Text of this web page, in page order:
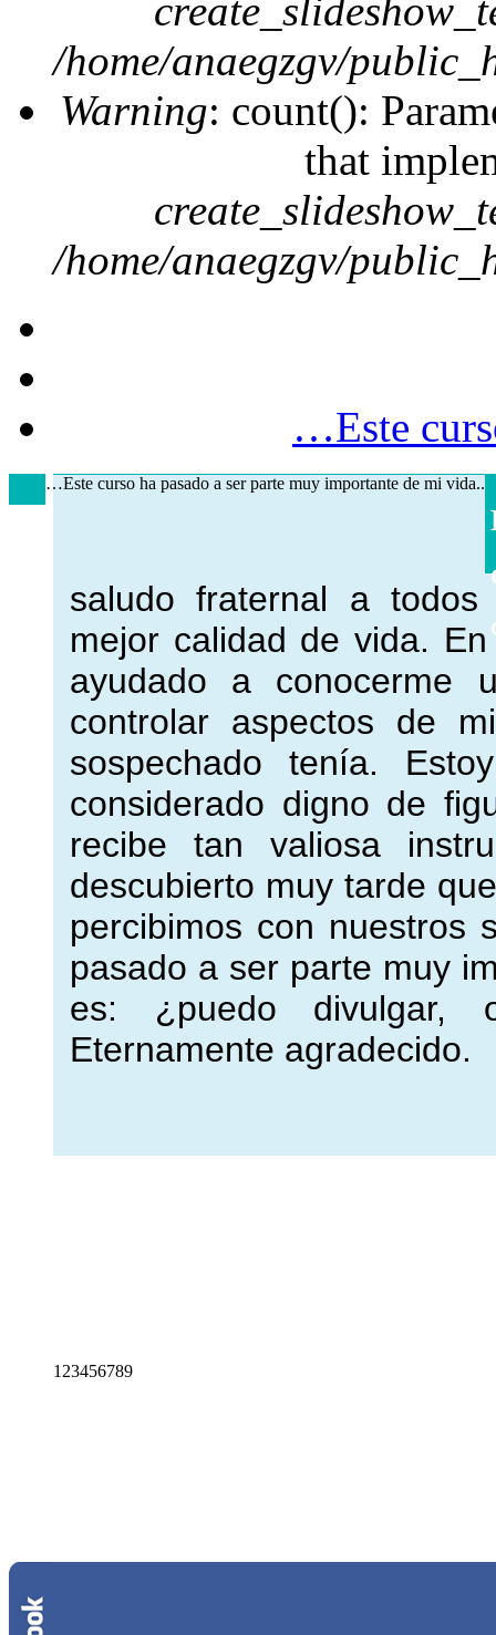
/home/anaegzgv/
Warning: count():
that
/home/anaegzgv/
…Este
…Este curso ha pasado a ser parte muy importante de mi vida..
saludo fraternal a
mejor calidad de vida.
ayudado a
controlar aspectos de
sospechado tenía.
considerado digno de
recibe tan valiosa
descubierto muy tarde
percibimos con nuestros
pasado a ser parte muy
es: ¿puedo divulgar,
Eternamente agradecido.
1 23456789